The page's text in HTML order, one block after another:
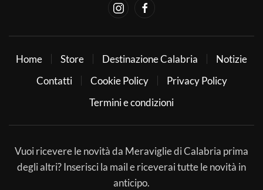
Home Store Destinazione Calabria
Notizie
Contatti
Cookie Policy
Privacy Policy
Termini e condizioni
Vuoi ricevere le novità da Meraviglie di Calabria prima
degli altri? Inserisci la mail e riceverai tutte le novità in
anticipo.